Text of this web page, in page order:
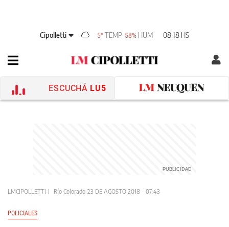
Cipolletti 5°TEMP 58% HUM 08:18 HS
ESCUCHÁ LU5
LMCIPOLLETTI Río Colorado 23 DE AGOSTO 2018 - 07:43
POLICIALES